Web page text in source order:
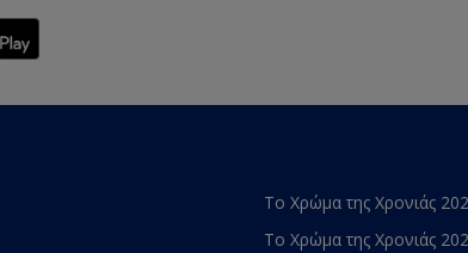
Το Χρώμα της Χρονιάς
Το Χρώμα της Χρονιάς